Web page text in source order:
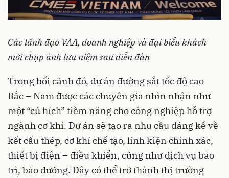
Các lãnh đạo VAA, doanh nghiệp và đại biểu khách
mời chụp ảnh lưu niệm sau diễn đàn
Trong bối cảnh đó, dự án đường sắt tốc độ cao
Bắc – Nam được các chuyên gia nhìn nhận như
một “cú hích” tiềm năng cho công nghiệp hỗ trợ
ngành cơ khí. Dự án sẽ tạo ra nhu cầu đáng kể về
kết cấu thép, cơ khí chế tạo, linh kiện chính xác,
thiết bị điện – điều khiển, cũng như dịch vụ bảo
trì, bảo dưỡng. Đây có thể trở thành thị trường